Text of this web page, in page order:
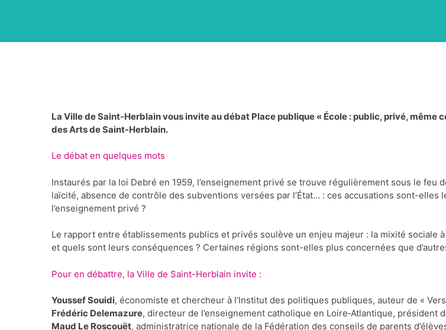
La Ville de Saint-Herblain vous invite au débat Place publique « École : public, privé, même
des Arts de Saint-Herblain.
Le débat en quelques mots
Instaurés par la loi Debré en 1959, l’enseignement privé se trouve régulièrement sous le
laïcité, absence de contrôle des subventions versées par l’État… : ces accusations sont-
l’enseignement privé ?
Le rapport entre établissements publics et privés soulève un enjeu majeur : la mixité sociale
et quels sont leurs conséquences ? Certaines régions sont-elles plus concernées que
Pour en débattre, la Ville de Saint-Herblain invite :
Youssef Souidi, économiste et chercheur à l’Institut des politiques publiques, auteur de «
Frédéric Delemazure, directeur de l’enseignement catholique en Loire‐Atlantique,
Maud Le Roscouët, administratrice nationale de la Fédération des conseils de parents